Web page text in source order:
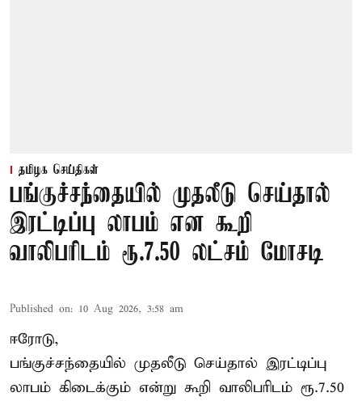
தமிழக செய்திகள்
பங்குச்சந்தையில் முதலீடு செய்தால்
இரட்டிப்பு லாபம் என கூறி
வாலிபரிடம் ரூ.7.50 லட்சம் மோசடி
Published on: 10 Aug 2026, 3:58 am
ஈரோடு,
பங்குச்சந்தையில் முதலீடு செய்தால் இரட்டிப்பு
லாபம் கிடைக்கும் என்று கூறி வாலிபரிடம் ரூ.7.50